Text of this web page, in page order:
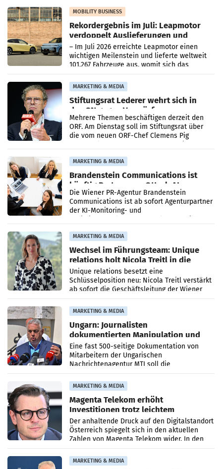
Bundeswettbewerbsbehörde und der
Bundeskartellanwalt
MOBILITY BUSINESS
Rekordergebnis im Juli: Leapmotor
verdoppelt Auslieferungen und
überschreitet die 100.000er-Marke
– Im Juli 2026 erreichte Leapmotor einen
wichtigen Meilenstein und lieferte weltweit
101.267 Fahrzeuge aus, womit sich das
Ergebnis gegenüber Juli 2025 mehr als
verdoppelte (+102
MARKETING & MEDIA
Stiftungsrat Lederer wehrt sich in
den SN gegen Vorwürfe
Mehrere Themen beschäftigen derzeit den
ORF. Am Dienstag soll im Stiftungsrat über
die vom neuen ORF-Chef Clemens Pig
MARKETING & MEDIA
Brandenstein Communications ist
künftig Partner von OtterlyAI
Die Wiener PR-Agentur Brandenstein
Communications ist ab sofort Agenturpartner
der KI-Monitoring- und
MARKETING & MEDIA
Wechsel im Führungsteam: Unique
relations holt Nicola Treitl in die
Geschäftsleitung
Unique relations besetzt eine
Schlüsselposition neu: Nicola Treitl verstärkt
ab sofort die Geschäftsleitung der Wiener
PR-Agentur an der Seite von Josef Kalina und
Anna Kalina-Mahr.
MARKETING & MEDIA
Ungarn: Journalisten
dokumentierten Manipulation und
Zensur
Eine fast 500-seitige Dokumentation von
Mitarbeitern der Ungarischen
Nachrichtenagentur MTI soll die
systematische Nachrichten-Manipulation und
Zensur bei der Agentur während der Zeit
MARKETING & MEDIA
Magenta Telekom erhöht
Investitionen trotz leichtem
Umsatzrückgang
Der anhaltende Druck auf den Digitalstandort
Österreich spiegelt sich in den aktuellen
Zahlen von Magenta Telekom wider. In den
ersten sechs Monaten des laufenden Jahres
verzeichnete
MARKETING & MEDIA